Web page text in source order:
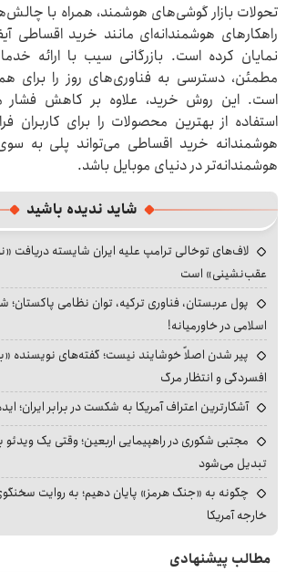
تحولات بازار گوشی‌های هوشمند، همراه با
راهکارهای هوشمندانه‌ای مانند خرید اقساطی
نمایان کرده است. بازرگانی سیب با ارائه
مطمئن، دسترسی به فناوری‌های روز را برای
است. این روش خرید، علاوه بر کاهش فشار
استفاده از بهترین محصولات را برای کاربران
هوشمندانه خرید اقساطی می‌تواند پلی به
هوشمندانه‌تر در دنیای موبایل باشد.
شاید ندیده باشید
لاف‌های توخالی ترامپ علیه ایران شایسته دریافت
عقب‌نشینی» است
پول عربستان، فناوری ترکیه، توان نظامی پاکستان؛
اسلامی در خاورمیانه!
پیر شدن اصلاً خوشایند نیست؛ گفته‌های نویسنده
افسردگی و انتظار مرگ
آشکارترین اعتراف آمریکا به شکست در برابر ایران؛
مجتبی شکوری در راهپیمایی اربعین؛ وقتی یک ویدئو
تبدیل می‌شود
چگونه به «جنگ هرمز» پایان دهیم؛ به روایت
خارجه آمریکا
مطالب پیشنهادی